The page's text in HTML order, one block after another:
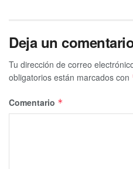
Deja un
Tu dirección de correo
obligatorios están marcados con
Comentario *